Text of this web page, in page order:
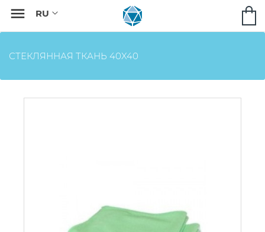

СТЕКЛЯННАЯ ТКАНЬ 40X40